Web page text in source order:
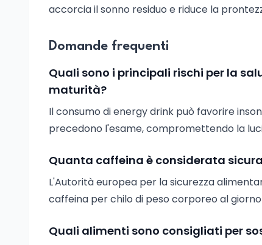
accorcia il sonno residuo e riduce la
Domande frequenti
Quali sono i principali rischi per la
maturità?
Il consumo di energy drink può favorire
precedono l'esame, compromettendo la
Quanta caffeina è considerata
L'Autorità europea per la sicurezza
caffeina per chilo di peso corporeo al
Quali alimenti sono consigliati per